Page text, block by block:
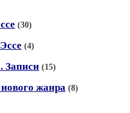
(30)
(4)
Записи (15)
жанра (8)